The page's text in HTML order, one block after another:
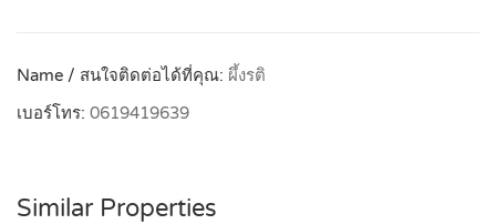
Name / สนใจติดต่อได้ที่คุณ: ผึ้งรติ
เบอร์โทร: 0619419639
Similar Properties